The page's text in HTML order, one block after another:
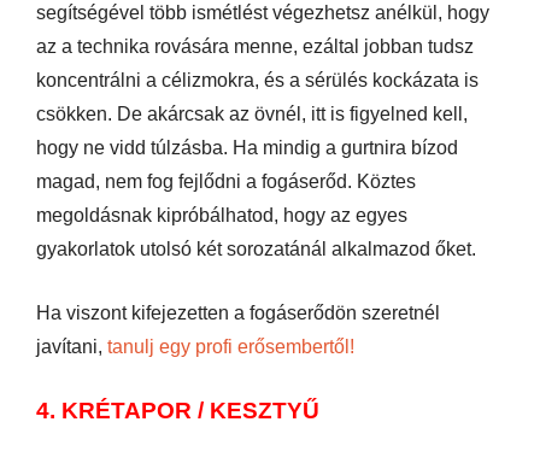
segítségével több ismétlést végezhetsz anélkül, hogy
az a technika rovására menne, ezáltal jobban tudsz
koncentrálni a célizmokra, és a sérülés kockázata is
csökken. De akárcsak az övnél, itt is figyelned kell,
hogy ne vidd túlzásba. Ha mindig a gurtnira bízod
magad, nem fog fejlődni a fogáserőd. Köztes
megoldásnak kipróbálhatod, hogy az egyes
gyakorlatok utolsó két sorozatánál alkalmazod őket.
Ha viszont kifejezetten a fogáserődön szeretnél
javítani, tanulj egy profi erősembertől!
4. KRÉTAPOR / KESZTYŰ